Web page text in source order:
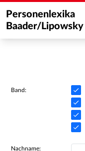
Personenlexika
Baader/Lipowsky
Band:
Nachname: